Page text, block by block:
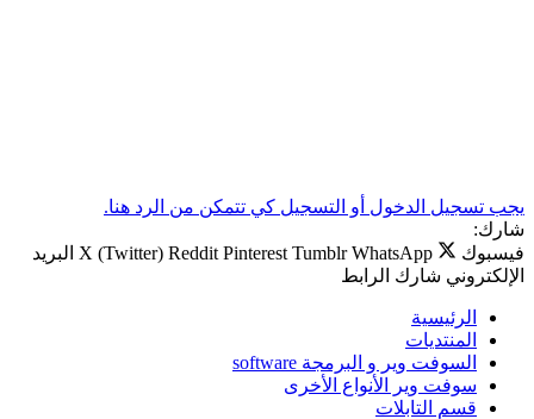
يجب تسجيل الدخول أو التسجيل كي تتمكن من الرد هنا.
شارك:
فيسبوك
X (Twitter) Reddit Pinterest Tumblr WhatsApp
البريد
الإلكتروني شارك الرابط
الرئيسية
المنتديات
السوفت وير و البرمجة software
سوفت وير الأنواع الأخرى
قسم التابلات